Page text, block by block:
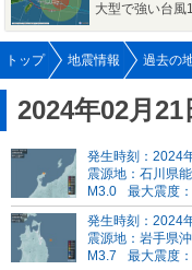
大型で強い台風
トップ 地震情報 過去の
2024年02月
発生時刻：2024
震源地：石川県
M3.0
最大震度
発生時刻：2024
震源地：岩手県
M3.7
最大震度